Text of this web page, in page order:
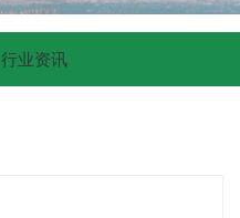
行业资讯